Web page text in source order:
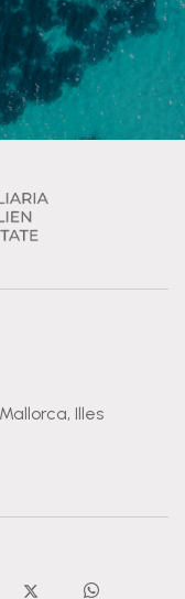
Illes